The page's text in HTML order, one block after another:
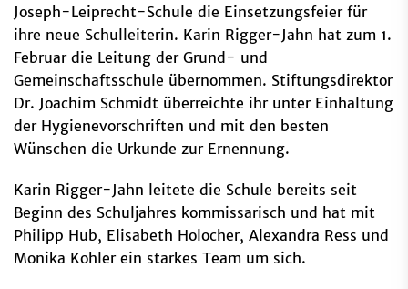
Joseph-Leiprecht-Schule die Einsetzungsfeier für
ihre neue Schulleiterin. Karin Rigger-Jahn hat zum 1.
Februar die Leitung der Grund- und
Gemeinschaftsschule übernommen. Stiftungsdirektor
Dr. Joachim Schmidt überreichte ihr unter Einhaltung
der Hygienevorschriften und mit den besten
Wünschen die Urkunde zur Ernennung.
Karin Rigger-Jahn leitete die Schule bereits seit
Beginn des Schuljahres kommissarisch und hat mit
Philipp Hub, Elisabeth Holocher, Alexandra Ress und
Monika Kohler ein starkes Team um sich.